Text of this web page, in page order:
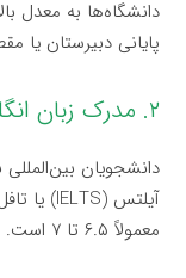
دانشگاه‌ها به معدل
پایانی دبیرستان یا
۲. مدرک زبان انگلیسی
دانشجویان بین‌المللی
معمولاً ۶.۵ تا ۷ است.